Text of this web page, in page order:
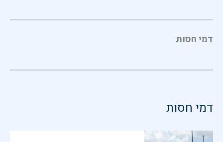
דמי חסות
דמי חסות